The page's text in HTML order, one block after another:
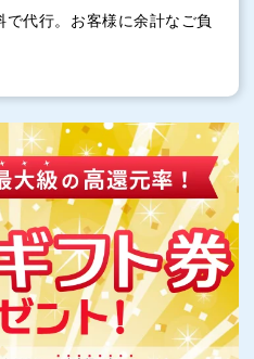
代行。お客様に余計なご負